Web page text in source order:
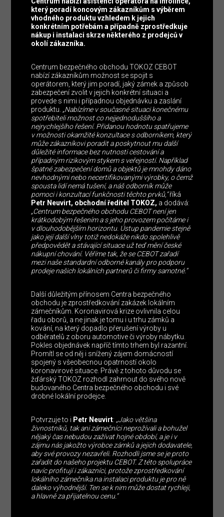
který poradí koncovým zákazníkům s výběrem
vhodného produktu vzhledem k jejich
konkrétním potřebám a případně zprostředkuje
nákup i instalaci skrze některého z prodejců v
okolí zákazníka.
Centrum bezpečného obchodu TOKOZ CEBOT
nabízí zákazníkům možnost se spojit s
operátorem, který jim poradí, jaký zámek a způsob
zabezpečení zvolit v jejich konkrétní situaci a
provede s nimi i případnou objednávku a zaslání
produktu. „Nabízíme v současné situaci konečnému
spotřebiteli možnost co nejjednoduššího a
nejrychlejšího řešení. Přidanou hodnotu spatřujeme
v možnosti okamžité konzultace s odborníkem, který
může zákazníkovi poradit a poskytnout mu další
důležité informace bez nutnosti cestování a
případným rizikovým stykem s veřejností. Například
špatné zabezpečení domů a objektů je mnohdy dáno
nevhodnými nebo necertifikovanými výrobky, o čemž
spousta lidí nemá tušení, a náš odborník může
pomoci i konzultací funkčnosti těchto prvků,“říká
Petr Neuvirt, obchodní ředitel TOKOZ, a dodává:
„Centrum bezpečného obchodu CEBOT není jen
krátkodobým řešením a s jeho provozem počítáme i
v dlouhodobějším horizontu. Ústup pandemie stejně
jako její další vlny totiž nedokáže nikdo spolehlivě
předpovědět a stávající situace už teď mění české
nákupní chování. Věříme tak, že se CEBOT zařadí
mezi naše standardní odborné kanály pro podporu
prodeje našich lokálních partnerů či firmy samotné.”
Další důležitým přínosem Centra bezpečného
obchodu je zprostředkování zakázek lokálním
zámečníkům. Koronavirová krize ovlivnila celou
řadu oborů, a ne jinak je tomu i u trhu zámků a
kování, na který dopadlo přerušení výroby u
odběratelů z oboru automotive či výroby nábytku.
Pokles objednávek napříč tímto trhem byl razantní.
Promítl se od něj i snížený zájem domácností
spojený s všeobecnou opatrností okolo
koronavirové situace. Právě z tohoto důvodu se
žďárský TOKOZ rozhodl zahrnout do svého nově
budovaného Centra bezpečného obchodu i své
drobné lokální prodejce.
Potvrzuje to i Petr Neuvirt: „Jako většina
živnostníků, tak ani zámečníci neprožívali a bohužel
nějaký čas nebudou zažívat hojné období, a je i v
zájmu nás jakožto výrobce zámků a jejich dodavatele,
aby své provozy nezavřeli. Rozhodli jsme se je proto
zařadit do našeho projektu CEBOT. Z této spolupráce
navíc profitují i zákazníci, protože zprostředkování
lokálního zámečníka na instalaci produktu je pro ně
daleko výhodnější. Ten se k nim může dostat rychleji,
a hlavně za přijatelnou cenu.“